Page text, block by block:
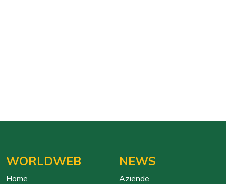
WORLDWEB
Home
NEWS
Aziende